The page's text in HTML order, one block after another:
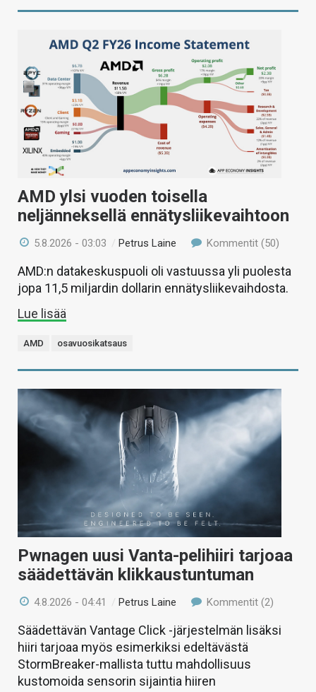
AMD ylsi vuoden toisella
neljänneksellä ennätysliikevaihtoon
5.8.2026 - 03:03 /Petrus Laine Kommentit (50)
AMD:n datakeskuspuoli oli vastuussa yli puolesta
jopa 11,5 miljardin dollarin ennätysliikevaihdosta.
Lue lisää
AMD osavuosikatsaus
Pwnagen uusi Vanta-pelihiiri tarjoaa
säädettävän klikkaustuntuman
4.8.2026 - 04:41 /Petrus Laine Kommentit (2)
Säädettävän Vantage Click -järjestelmän lisäksi
hiiri tarjoaa myös esimerkiksi edeltävästä
StormBreaker-mallista tuttu mahdollisuus
kustomoida sensorin sijaintia hiiren